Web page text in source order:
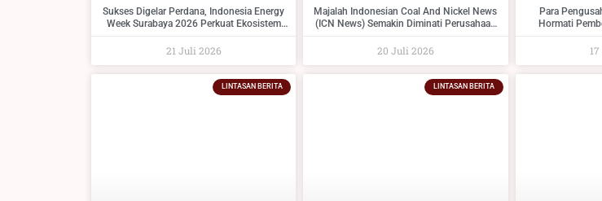
Sukses Digelar Perdana, Indonesia Energy
Week Surabaya 2026 Perkuat Ekosistem
pada 2027
21 Juli 2026
Majalah Indonesian Coal And Nickel News
(ICN News) Semakin Diminati Perusahaan
20 Juli 2026
Para
Hormati
LINTASAN BERITA LINTASAN BERITA